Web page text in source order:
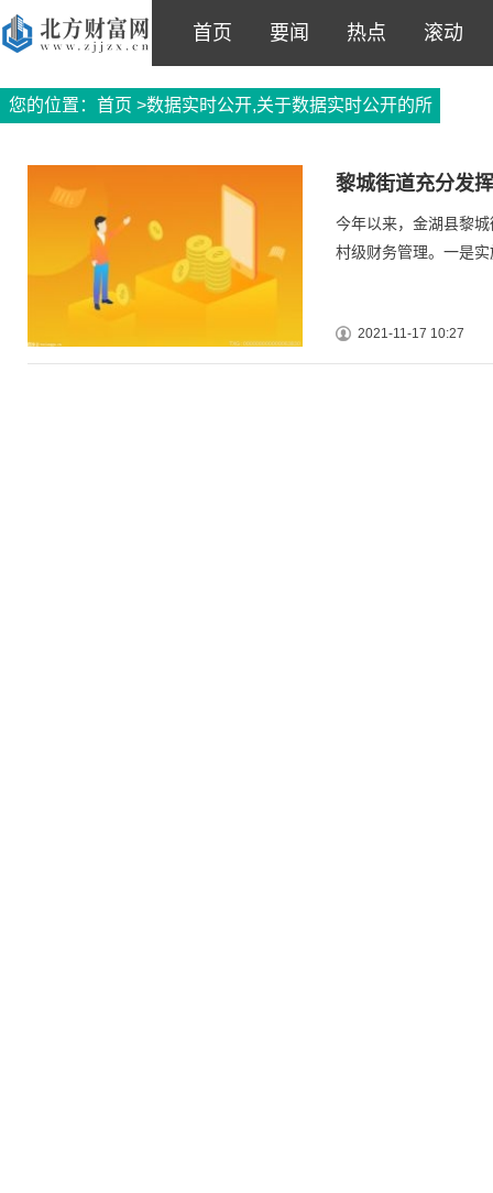
首页 要闻 热点 滚动
您的位置： 首页 >数据实时公开,关于数据实时公开的所
黎城街道充分发
今年以来，金湖县黎
村级财务管理。一是
2021-11-17 10:27